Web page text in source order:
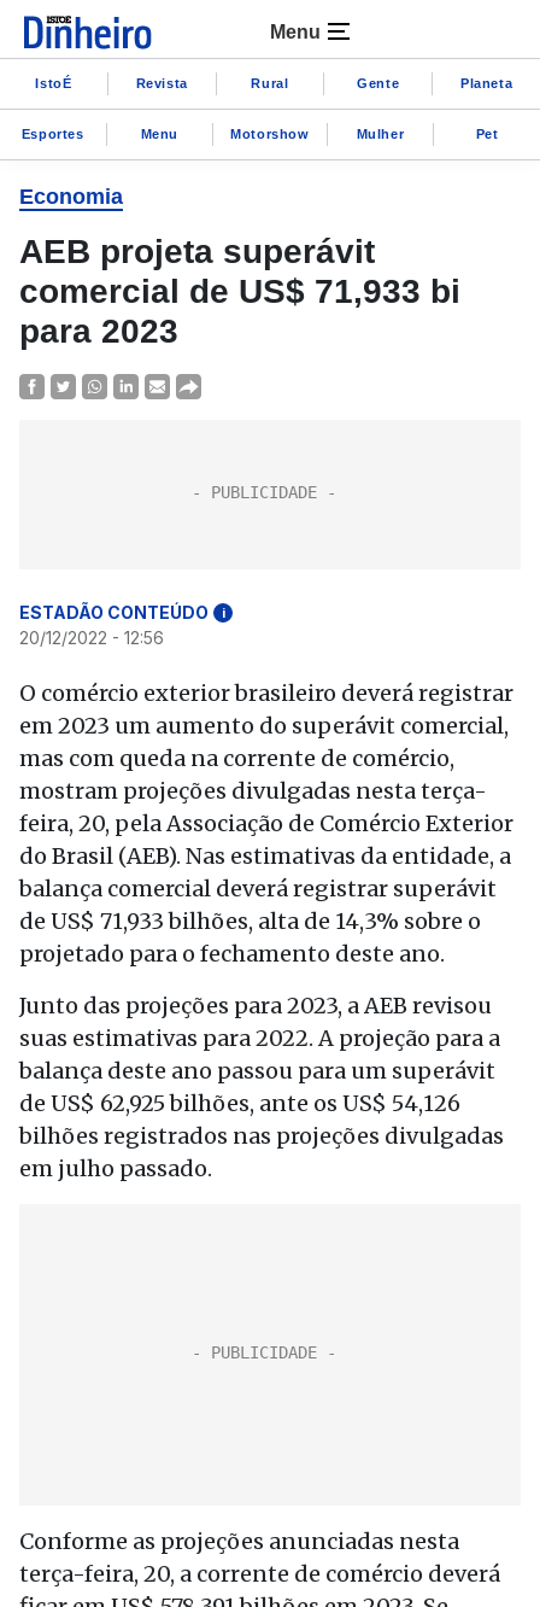
Menu
IstoÉ Revista Rural Gente Planeta
Esportes Menu Motorshow Mulher Pet
Economia
AEB projeta superávit
comercial de US$ 71,933 bi
para 2023
ESTADÃO CONTEÚDO i
20/12/2022 - 12:56
O comércio exterior brasileiro deverá registrar
em 2023 um aumento do superávit comercial,
mas com queda na corrente de comércio,
mostram projeções divulgadas nesta terça-
feira, 20, pela Associação de Comércio Exterior
do Brasil (AEB). Nas estimativas da entidade, a
balança comercial deverá registrar superávit
de US$ 71,933 bilhões, alta de 14,3% sobre o
projetado para o fechamento deste ano.
Junto das projeções para 2023, a AEB revisou
suas estimativas para 2022. A projeção para a
balança deste ano passou para um superávit
de US$ 62,925 bilhões, ante os US$ 54,126
bilhões registrados nas projeções divulgadas
em julho passado.
Conforme as projeções anunciadas nesta
terça-feira, 20, a corrente de comércio deverá